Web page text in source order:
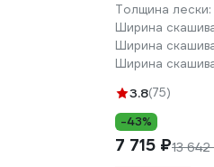
Толщина лески:
Ширина
Ширина
Ширина
3.8(75)
-43%
7 715 ₽13